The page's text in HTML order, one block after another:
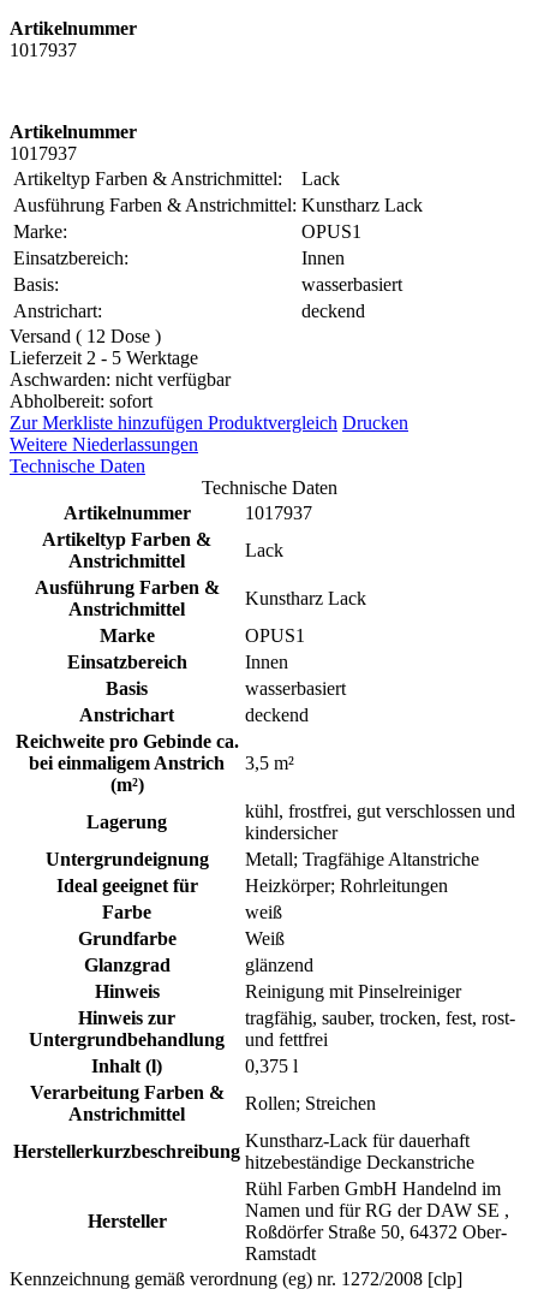
Artikelnummer
1017937
Artikelnummer
1017937
Artikeltyp Farben & Anstrichmittel:
Lack
Ausführung Farben & Anstrichmittel: Kunstharz Lack
Marke:
OPUS1
Einsatzbereich:
Innen
Basis:
wasserbasiert
Anstrichart:
deckend
Versand ( 12 Dose )
Lieferzeit 2 - 5 Werktage
Aschwarden: nicht verfügbar
Abholbereit: sofort
Zur Merkliste hinzufügen Produktvergleich Drucken
Weitere Niederlassungen
Technische Daten
Technische Daten
Artikelnummer
1017937
Artikeltyp Farben &
Anstrichmittel
Lack
Ausführung Farben &
Anstrichmittel
Kunstharz Lack
Marke
OPUS1
Einsatzbereich
Innen
Basis
wasserbasiert
Anstrichart
deckend
Reichweite pro Gebinde ca.
bei einmaligem Anstrich
(m²)
3,5 m²
Lagerung
kühl, frostfrei, gut verschlossen und
kindersicher
Untergrundeignung
Metall; Tragfähige Altanstriche
Ideal geeignet für
Heizkörper; Rohrleitungen
Farbe
weiß
Grundfarbe
Weiß
Glanzgrad
glänzend
Hinweis
Reinigung mit Pinselreiniger
Hinweis zur
Untergrundbehandlung
tragfähig, sauber, trocken, fest, rost-
und fettfrei
Inhalt (l)
0,375 l
Verarbeitung Farben &
Anstrichmittel
Rollen; Streichen
Herstellerkurzbeschreibung
Kunstharz-Lack für dauerhaft
hitzebeständige Deckanstriche
Hersteller
Rühl Farben GmbH Handelnd im
Namen und für RG der DAW SE ,
Roßdörfer Straße 50, 64372 Ober-
Ramstadt
Kennzeichnung gemäß verordnung (eg) nr. 1272/2008 [clp]